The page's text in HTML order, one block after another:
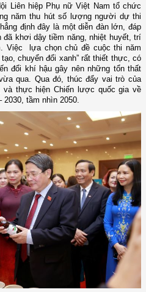
Liên hiệp Phụ nữ Việt Nam tổ chức
năm thu hút số lượng người dự thi
định đây là mộtdiễn đàn lớn, đáp
khơi dậy tiềm năng, nhiệt huyết, trí
Việc
lựa chọn chủ đề cuộc thi năm
chuyển đổi xanh”rấtthiết thực , có
đổi khí hậu gây nên những tổn thất
qua. Qua đó, thúc đẩy vai trò của
và thực hiện Chiến lược quốc gia về
tầm nhìn 2050.